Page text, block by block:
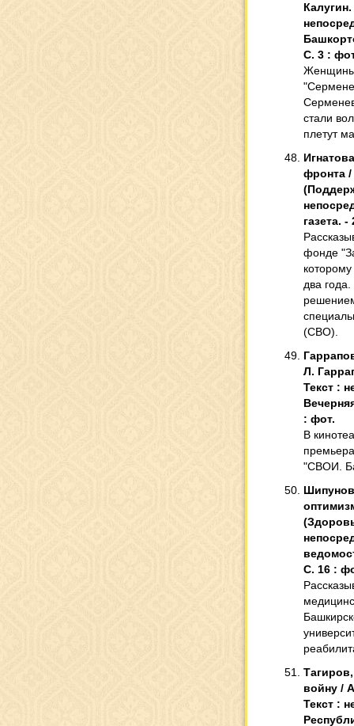
С. 3 :
Женщины
стали
плетут
фронта /
газета.
фонде
два
(СВО).
Л.
Текст :
: фот.
В
"СВОИ.
С. 16 :
войну /
Текст :